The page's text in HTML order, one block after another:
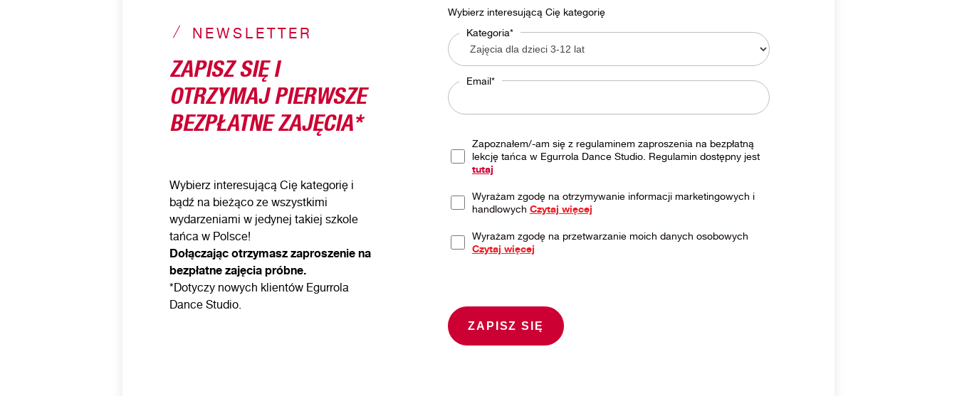
NEWSLETTER
ZAPISZ SIĘ I
OTRZYMAJ PIERWSZE
BEZPŁATNE ZAJĘCIA*
Wybierz interesującą Cię kategorię i
bądź na bieżąco ze wszystkimi
wydarzeniami w jedynej takiej szkole
tańca w Polsce!
Dołączając otrzymasz zaproszenie na
bezpłatne zajęcia próbne.
*Dotyczy nowych klientów Egurrola
Dance Studio.
Wybierz interesującą Cię kategorię
Kategoria*
Email*
Zapoznałem/-am się z regulaminem zaproszenia na bezpłatną
lekcję tańca w Egurrola Dance Studio. Regulamin dostępny jest
tutaj
Wyrażam zgodę na otrzymywanie informacji marketingowych i
handlowych Czytaj więcej
Wyrażam zgodę na przetwarzanie moich danych osobowych
Czytaj więcej